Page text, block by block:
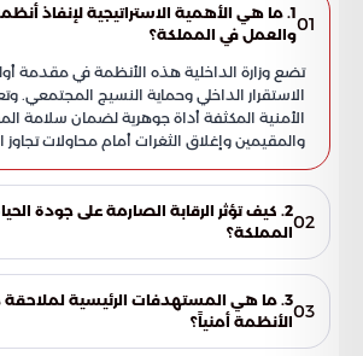
01 1. ما هي الأهمية الاستراتيجية لإنفاذ
والعمل في المملكة؟
تضع وزارة الداخلية هذه الأنظمة في مقدمة
الاستقرار الداخلي وحماية النسيج المجتمعي.
الأمنية المكثفة أداة جوهرية لضمان سلامة
والمقيمين وإغلاق الثغرات أمام محاولات تجاوز
02 2. كيف تؤثر الرقابة الصارمة على جودة
المملكة؟
ينعكس الانضباط في تطبيق الأنظمة مباشرة
خلق بيئة آمنة ومنظمة. هذا الاستقرار الأمني
والتنمية المستدامة، مما يوفر طمأنينة للسكان03 3. ما هي المستهدفات الرئيسية
الأنظمة أمنياً؟